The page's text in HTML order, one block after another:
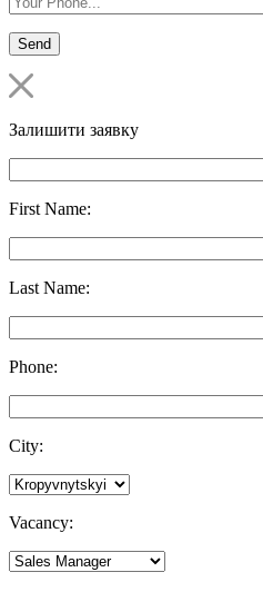
Залишити заявку
First Name:
Last Name:
Phone:
City:
Vacancy: